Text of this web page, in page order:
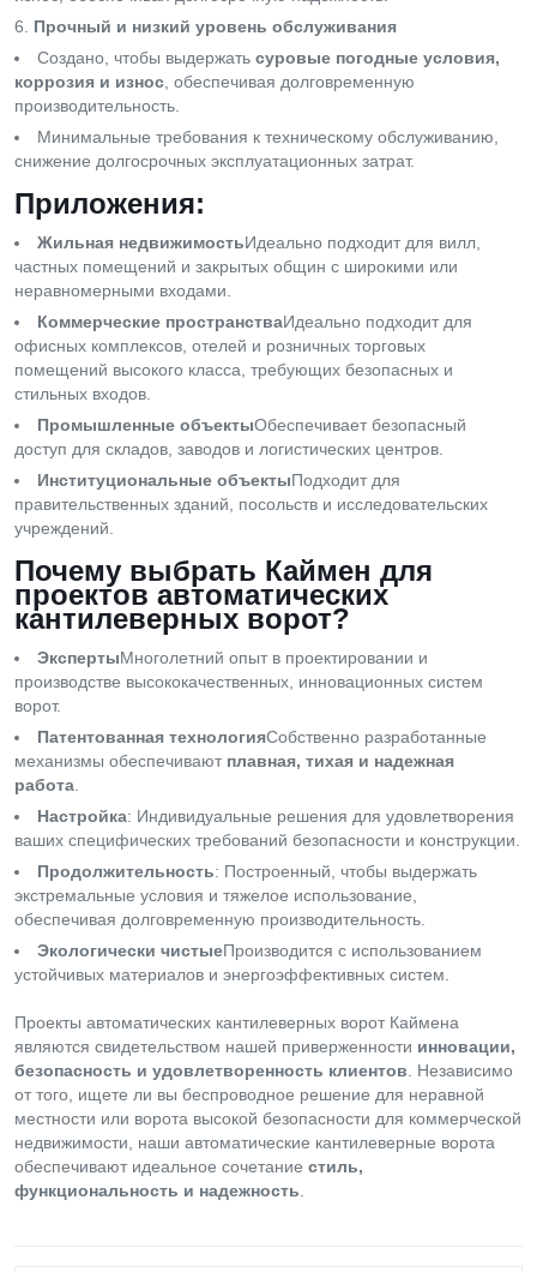
Прочный и низкий уровень обслуживания
Создано, чтобы выдержать суровые погодные условия,
коррозия и износ , обеспечивая долговременную
производительность.
Минимальные требования к техническому обслуживанию,
снижение долгосрочных эксплуатационных затрат.
Приложения:
Жильная недвижимостьИдеально подходит для вилл,
частных помещений и закрытых общин с широкими или
неравномерными входами.
Коммерческие пространстваИдеально подходит для
офисных комплексов, отелей и розничных торговых
помещений высокого класса, требующих безопасных и
стильных входов.
Промышленные объектыОбеспечивает безопасный
доступ для складов, заводов и логистических центров.
Институциональные объектыПодходит для
правительственных зданий, посольств и исследовательских
учреждений.
Почему выбрать Каймен для
проектов автоматических
кантилеверных ворот?
ЭкспертыМноголетний опыт в проектировании и
производстве высококачественных, инновационных систем
ворот.
Патентованная технологияСобственно разработанные
механизмы обеспечивают плавная, тихая и надежная
работа
Настройка: Индивидуальные решения для удовлетворения
ваших специфических требований безопасности и конструкции.
Продолжительность: Построенный, чтобы выдержать
экстремальные условия и тяжелое использование,
обеспечивая долговременную производительность.
Экологически чистыеПроизводится с использованием
устойчивых материалов и энергоэффективных систем.
Проекты автоматических кантилеверных ворот Каймена
являются свидетельством нашей приверженности инновации,
безопасность и удовлетворенность клиентов . Независимо
от того, ищете ли вы беспроводное решение для неравной
местности или ворота высокой безопасности для коммерческой
недвижимости, наши автоматические кантилеверные ворота
обеспечивают идеальное сочетание стиль,
функциональность и надежность